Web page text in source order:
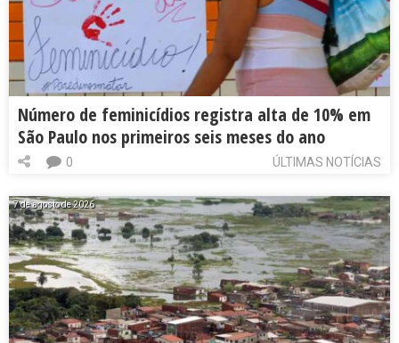
Número de feminicídios registra alta de 10% em
São Paulo nos primeiros seis meses do ano
ÚLTIMAS NOTÍCIAS
0
7 de agosto de 2026